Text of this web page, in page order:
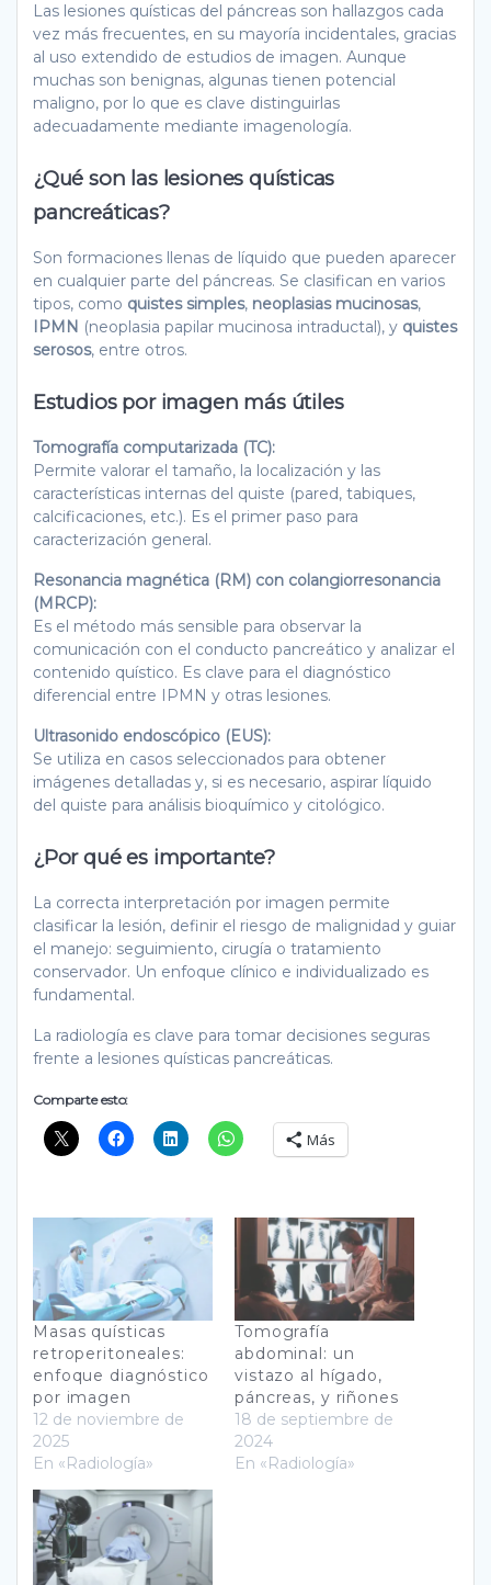
Las lesiones quísticas del páncreas son hallazgos cada
vez más frecuentes, en su mayoría incidentales, gracias
al uso extendido de estudios de imagen. Aunque
muchas son benignas, algunas tienen potencial
maligno, por lo que es clave distinguirlas
adecuadamente mediante imagenología.
¿Qué son las lesiones quísticas
pancreáticas?
Son formaciones llenas de líquido que pueden aparecer
en cualquier parte del páncreas. Se clasifican en varios
tipos, como quistes simples, neoplasias mucinosas,
IPMN (neoplasia papilar mucinosa intraductal), y quistes
serosos, entre otros.
Estudios por imagen más útiles
Tomografía computarizada (TC):
Permite valorar el tamaño, la localización y las
características internas del quiste (pared, tabiques,
calcificaciones, etc.). Es el primer paso para
caracterización general.
Resonancia magnética (RM) con colangiorresonancia
(MRCP):
Es el método más sensible para observar la
comunicación con el conducto pancreático y analizar el
contenido quístico. Es clave para el diagnóstico
diferencial entre IPMN y otras lesiones.
Ultrasonido endoscópico (EUS):
Se utiliza en casos seleccionados para obtener
imágenes detalladas y, si es necesario, aspirar líquido
del quiste para análisis bioquímico y citológico.
¿Por qué es importante?
La correcta interpretación por imagen permite
clasificar la lesión, definir el riesgo de malignidad y guiar
el manejo: seguimiento, cirugía o tratamiento
conservador. Un enfoque clínico e individualizado es
fundamental.
La radiología es clave para tomar decisiones seguras
frente a lesiones quísticas pancreáticas.
Comparte esto:
Más
Masas quísticas
retroperitoneales:
enfoque diagnóstico
por imagen
12 de noviembre de
2025
En «Radiología»
Tomografía
abdominal: un
vistazo al hígado,
páncreas, y riñones
18 de septiembre de
2024
En «Radiología»